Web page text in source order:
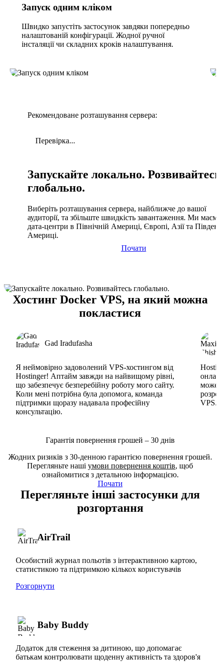
Запуск одним кліком
Швидко запустіть застосунок завдяки попередньо
налаштованій конфігурації. Жодної ручної
інсталяції чи складних кроків налаштування.
Рекомендоване розташування сервера:
Перевірка...
Запускайте локально.
глобально.
Виберіть розташування сервера, найближче до вашої
аудиторії, та збільште швидкість завантаження. Ми
дата-центри в Північній Америці, Європі, Азії та
Америці.
Почати
Хостинг Docker VPS, на який можна
покластися
Gad Iradufasha
Я неймовірно задоволений VPS-хостингом від
Hostinger! Аптайм завжди на найвищому рівні,
що забезпечує безперебійну роботу мого сайту.
Коли мені потрібна була допомога, команда
підтримки щоразу надавала професійну
консультацію.
може
VPS.
Гарантія повернення грошей – 30 днів
Жодних ризиків з 30-денною гарантією повернення грошей.
Перегляньте наші умови повернення коштів, щоб
ознайомитися з детальною інформацією.
Почати
Перегляньте інші застосунки для
розгортання
AirTrail
Особистий журнал польотів з інтерактивною картою,
статистикою та підтримкою кількох користувачів
Розгорнути
Baby Buddy
Додаток для стеження за дитиною, що допомагає
батькам контролювати щоденну активність та здоров'я